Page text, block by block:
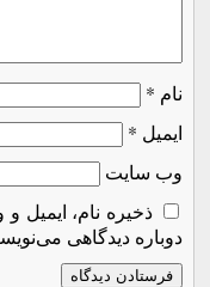
نام *
ایمیل *
وب‌ سایت
ذخیره نام، ایمیل
دوباره دیدگاهی